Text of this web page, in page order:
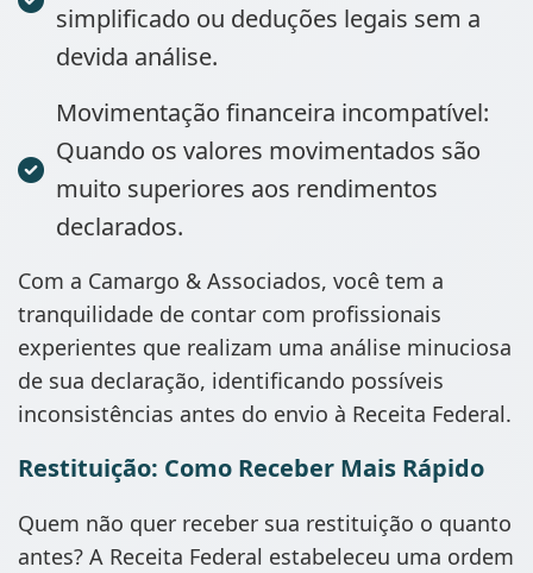
simplificado ou deduções legais sem a
devida análise.
Movimentação financeira incompatível:
Quando os valores movimentados são
muito superiores aos rendimentos
declarados.
Com a Camargo & Associados, você tem a
tranquilidade de contar com profissionais
experientes que realizam uma análise minuciosa
de sua declaração, identificando possíveis
inconsistências antes do envio à Receita Federal.
Restituição: Como Receber Mais Rápido
Quem não quer receber sua restituição o quanto
antes? A Receita Federal estabeleceu uma ordem